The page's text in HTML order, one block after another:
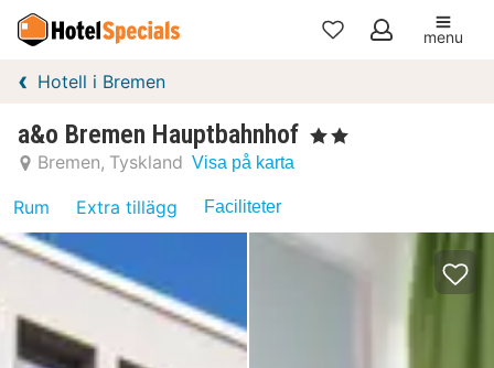
Mina
menu
Hotell i Bremen
a&o Bremen Hauptbahnhof , 2 Stjärnor
Bremen Tyskland Visa på karta
Rum Extra tillägg Faciliteter